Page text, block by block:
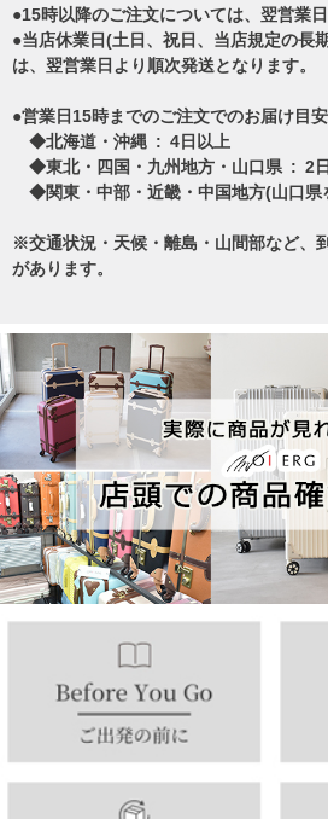
●15時以降のご注文については、翌営業日
●当店休業日(土日、祝日、当店規定の長
は、翌営業日より順次発送となります。
●営業日15時までのご注文でのお届け目安
◆北海道・沖縄 : 4日以上
◆東北・四国・九州地方・山口県 : 2日
◆関東・中部・近畿・中国地方(山口
※交通状況・天候・離島・山間部など、
があります。